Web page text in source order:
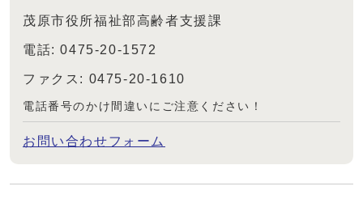
茂原市役所福祉部高齢者支援課
電話: 0475-20-1572
ファクス: 0475-20-1610
電話番号のかけ間違いにご注意ください！
お問い合わせフォーム